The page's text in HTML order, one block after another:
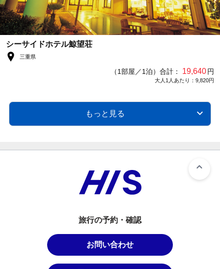
シーサイドホテル鯨望荘
三重県
（1部屋／1泊）合計： 19,640円
大人1人あたり：9,820円
もっと見る
旅行の予約・確認
お問い合わせ